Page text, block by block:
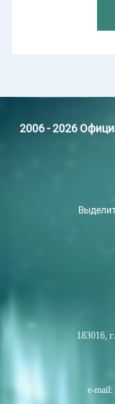
2006 - 2026
183016,
e-mail: